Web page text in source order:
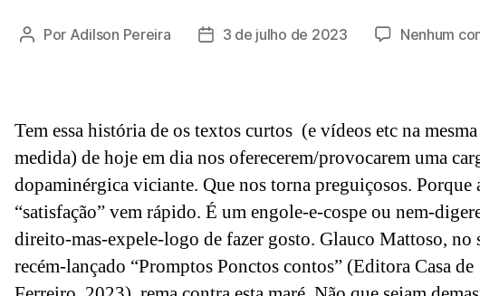
Autor
Por Adilson Pereira
Data3 de julho de 2023 Nenhum
Tem essa história de os textos curtos (e vídeos etc na mesma
medida) de hoje em dia nos oferecerem/provocarem uma
dopaminérgica viciante. Que nos torna preguiçosos. Porque
“satisfação” vem rápido. É um engole-e-cospe ou nem-
direito-mas-expele-logo de fazer gosto. Glauco Mattoso, no
recém-lançado “Promptos Ponctos contos” (Editora Casa de